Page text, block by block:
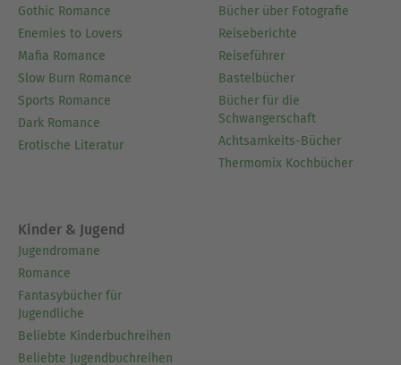
Gothic Romance
Enemies to Lovers
Mafia Romance
Slow Burn Romance
Sports Romance
Dark Romance
Erotische Literatur
Bücher über Fotografie
Reiseberichte
Reiseführer
Bastelbücher
Bücher für die
Schwangerschaft
Achtsamkeits-Bücher
Thermomix Kochbücher
Kinder & Jugend
Jugendromane
Romance
Fantasybücher für
Jugendliche
Beliebte Kinderbuchreihen
Beliebte Jugendbuchreihen